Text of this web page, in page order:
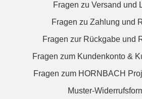
Fragen zu Versand und
Fragen zu Zahlung und
Fragen zur Rückgabe und
Fragen zum Kundenkonto &
Fragen zum HORNBACH
Muster-